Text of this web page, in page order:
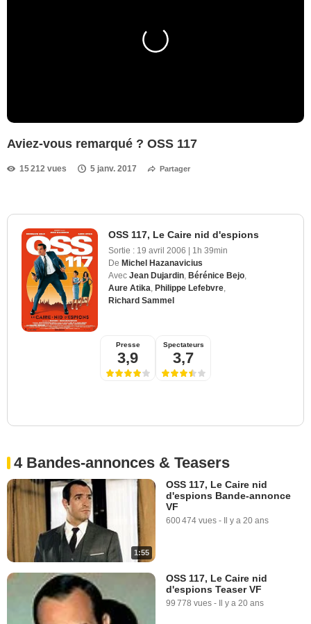
Aviez-vous remarqué ? OSS 117
15 212 vues 5 janv. 2017 Partager
OSS 117, Le Caire nid d'espions
Sortie : 19 avril 2006 | 1h 39min
De Michel Hazanavicius
Avec Jean Dujardin Bérénice Bejo
Aure Atika Philippe Lefebvre
Richard Sammel
Presse
3,9
Spectateurs
3,7
4 Bandes-annonces & Teasers
1:55
OSS 117, Le Caire nid
d'espions Bande-annonce
VF
600 474 vues - Il y a 20 ans
OSS 117, Le Caire nid
d'espions Teaser VF
99 778 vues - Il y a 20 ans